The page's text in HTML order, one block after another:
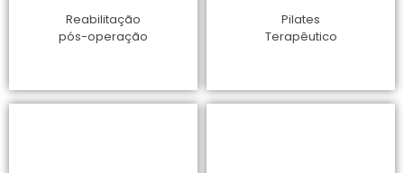
Reabilitação
pós-operação
Pilates
Terapêutico